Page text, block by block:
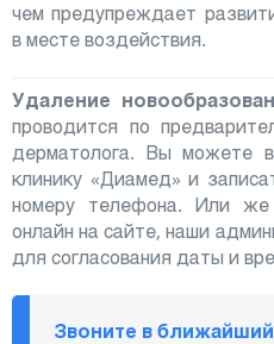
чем предупреждает
в месте воздействия.
Удаление
проводится по
дерматолога. Вы можете
клинику «Диамед» и
номеру телефона. Или же
онлайн на сайте, наши
для согласования даты и
Звоните в